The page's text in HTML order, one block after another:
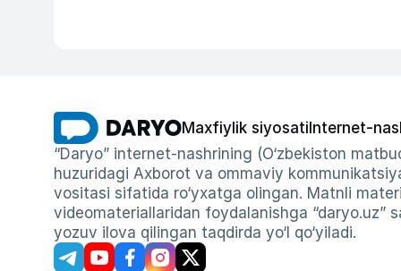
Maxfiylik siyosati Internet-
“Daryo” internet-nashrining (O‘zbekiston
huzuridagi Axborot va ommaviy
vositasi sifatida ro‘yxatga olingan. Matnli
videomateriallaridan foydalanishga “daryo.uz”
yozuv ilova qilingan taqdirda yo‘l qo‘yiladi.